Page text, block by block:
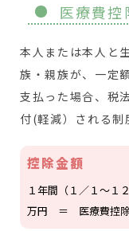
医療費控
本人または本人と
族・親族が、一定
支払った場合、税
付(軽減）される制
控除金額
１年間（１／１～
万円 ＝ 医療費控